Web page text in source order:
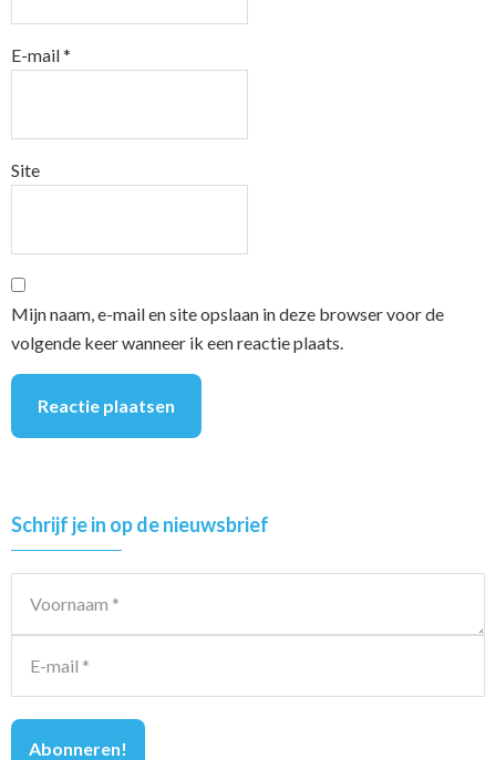
E-mail*
Site
Mijn naam, e-mail en site opslaan in deze browser voor de
volgende keer wanneer ik een reactie plaats.
Primary
Sidebar
Schrijf je in op de nieuwsbrief